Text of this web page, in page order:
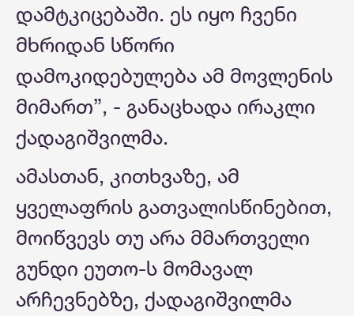
დამტკიცებაში. ეს იყო ჩვენი
მხრიდან სწორი
დამოკიდებულება ამ მოვლენის
მიმართ”, - განაცხადა ირაკლი
ქადაგიშვილმა.
ამასთან, კითხვაზე, ამ
ყველაფრის გათვალისწინებით,
მოიწვევს თუ არა მმართველი
გუნდი ეუთო-ს მომავალ
არჩევნებზე, ქადაგიშვილმა